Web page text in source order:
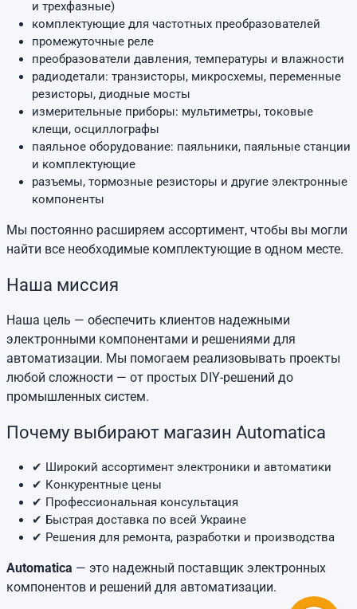
и трехфазные)
комплектующие для частотных преобразователей
промежуточные реле
преобразователи давления, температуры и влажности
радиодетали: транзисторы, микросхемы, переменные
резисторы, диодные мосты
измерительные приборы: мультиметры, токовые
клещи, осциллографы
паяльное оборудование: паяльники, паяльные станции
и комплектующие
разъемы, тормозные резисторы и другие электронные
компоненты
Мы постоянно расширяем ассортимент, чтобы вы могли
найти все необходимые комплектующие в одном месте.
Наша миссия
Наша цель — обеспечить клиентов надежными
электронными компонентами и решениями для
автоматизации. Мы помогаем реализовывать проекты
любой сложности — от простых DIY-решений до
промышленных систем.
Почему выбирают магазин Automatica
✔ Широкий ассортимент электроники и автоматики
✔ Конкурентные цены
✔ Профессиональная консультация
✔ Быстрая доставка по всей Украине
✔ Решения для ремонта, разработки и производства
Automatica — это надежный поставщик электронных
компонентов и решений для автоматизации.